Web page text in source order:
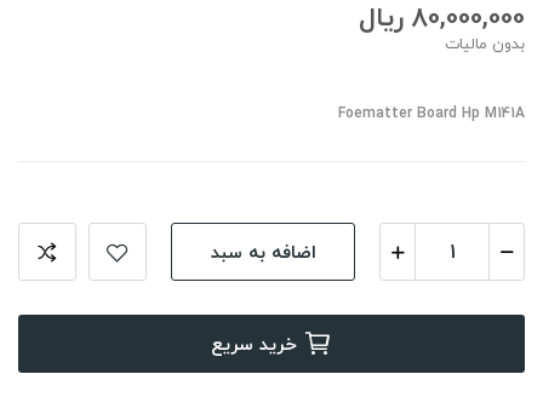
80,000,000 ریال
بدون مالیات
Foematter Board Hp M141A
اضافه به سبد
خرید سریع